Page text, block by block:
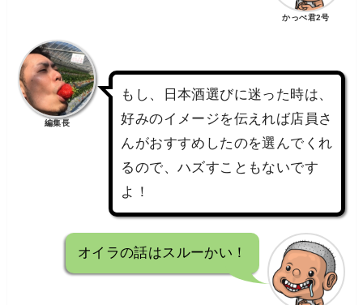
かっぺ君2号
編集長
もし、日本酒選びに迷った時は、
好みのイメージを伝えれば店員さ
んがおすすめしたのを選んでくれ
るので、ハズすこともないです
よ！
オイラの話はスルーかい！